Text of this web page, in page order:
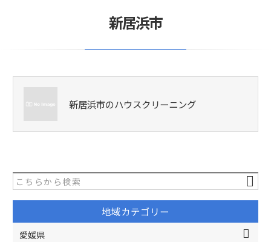
新居浜市
新居浜市のハウスクリーニング
地域カテゴリー
愛媛県